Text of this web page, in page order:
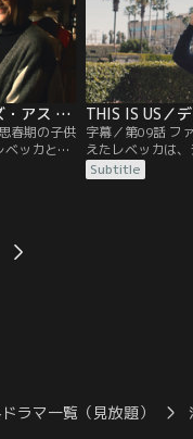
THIS IS US／ディス・イズ・アス シーズン5 第08話／字幕
春期の子供
ベッカと2
ちの愚痴
子供たち
ち会いの
。
字幕／第09話 フ
えたレベッカは
ら帰路につく。
ーとケンカしそ
Subtitle
ラマ一覧（見放題）